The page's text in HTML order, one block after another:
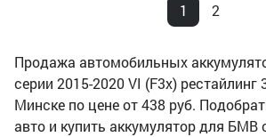
1 2
Продажа автомобильных
серии 2015-2020 VI (F3x) рестайлинг
Минске по цене от 438 руб.
авто и купить аккумулятор для БМВ